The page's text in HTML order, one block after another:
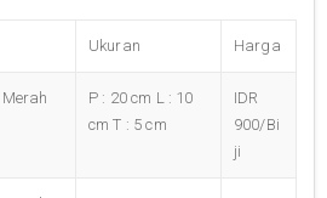
Ukuran Harga
P : 20 cm L : 10
cm T : 5 cm
IDR
900/Bi
ji